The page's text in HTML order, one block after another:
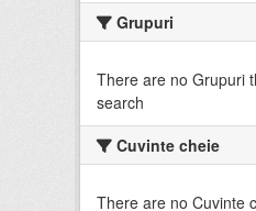
Grupuri
There are no Grupuri
search
Cuvinte cheie
There are no Cuvinte